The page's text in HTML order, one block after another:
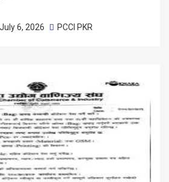
July 6, 2026 PCCI PKR